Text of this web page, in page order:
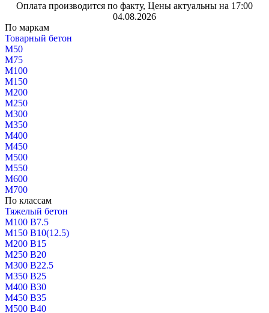
Оплата производится по факту, Цены актуальны на 17:00
04.08.2026
По маркам
Товарный бетон
М50
М75
М100
М150
М200
М250
М300
М350
М400
М450
М500
М550
М600
М700
По классам
Тяжелый бетон
М100 В7.5
М150 В10(12.5)
М200 В15
М250 В20
М300 В22.5
М350 В25
М400 В30
М450 В35
М500 В40